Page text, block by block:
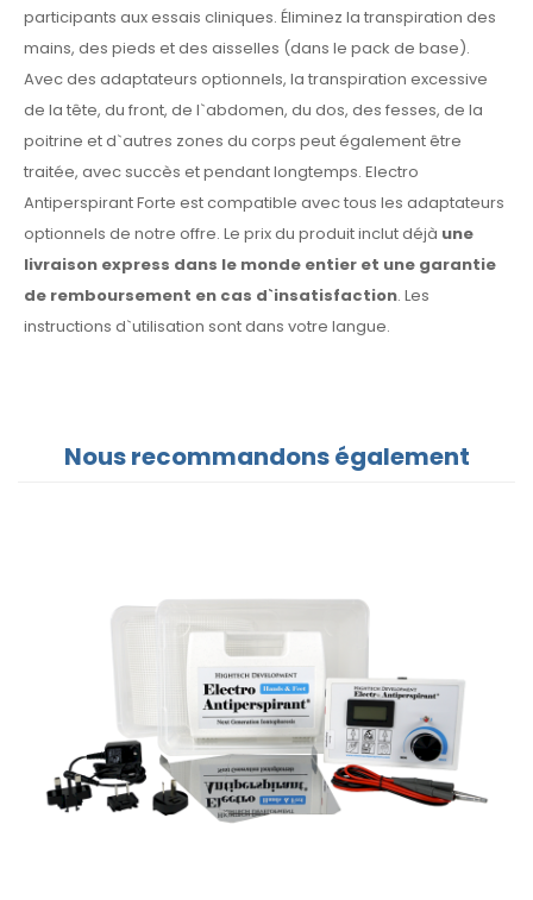
participants aux essais cliniques. Éliminez la transpiration des
mains, des pieds et des aisselles (dans le pack de base).
Avec des adaptateurs optionnels, la transpiration excessive
de la tête, du front, de l`abdomen, du dos, des fesses, de la
poitrine et d`autres zones du corps peut également être
traitée, avec succès et pendant longtemps. Electro
Antiperspirant Forte est compatible avec tous les adaptateurs
optionnels de notre offre. Le prix du produit inclut déjà une
livraison express dans le monde entier et une garantie
de remboursement en cas d`insatisfaction. Les
instructions d`utilisation sont dans votre langue.
Nous recommandons également